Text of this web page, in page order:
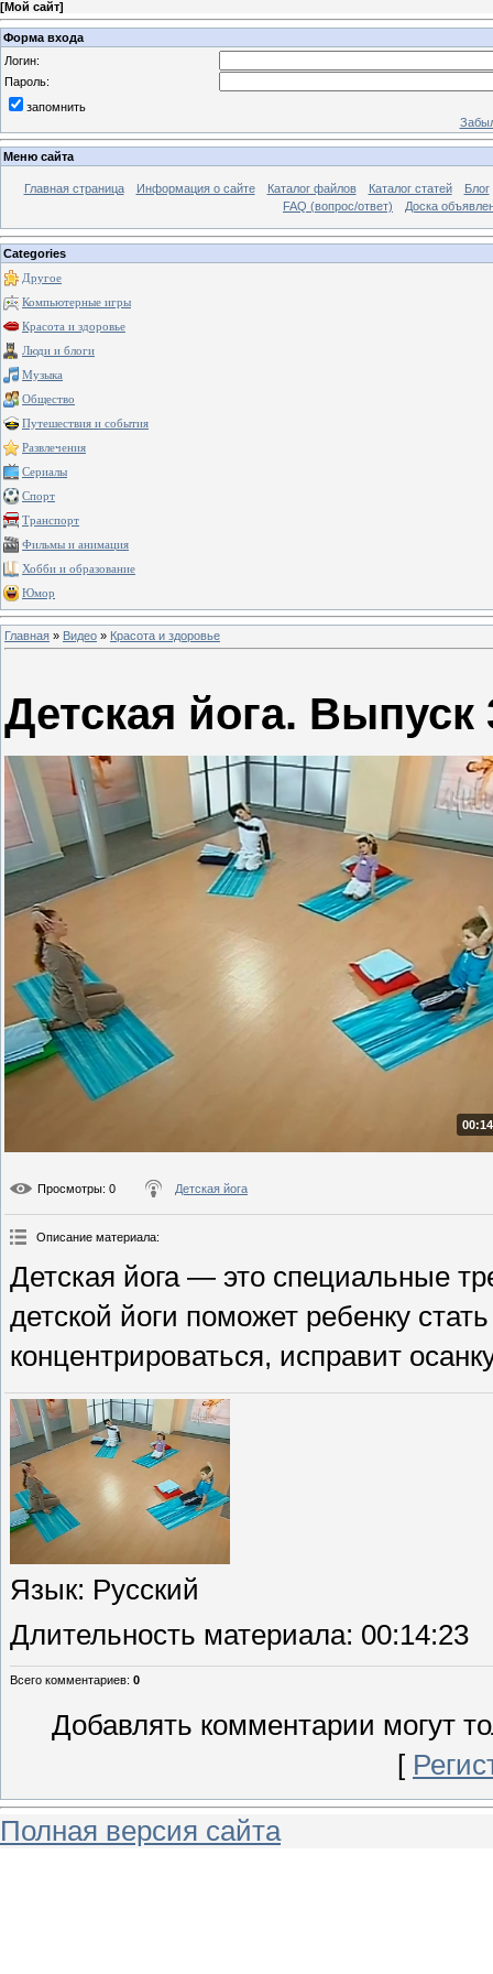
[Мой сайт]
Форма входа
Логин:
Пароль:
запомнить
Меню сайта
Главная страница Информация о сайте Каталог файлов Каталог статей
Блог
FAQ (вопрос/ответ)
Доска
Categories
Другое
Компьютерные игры
Красота и здоровье
Люди и блоги
Музыка
Общество
Путешествия и события
Развлечения
Сериалы
Спорт
Транспорт
Фильмы и анимация
Хобби и образование
Юмор
Главная » Видео » Красота и здоровье
Детская йога. Выпуск
Просмотры: 0 Детская йога
Описание материала:
Детская йога — это специальные
детской йоги поможет ребенку
концентрироваться, исправит
Язык: Русский
Длительность материала: 00:14:23
Всего комментариев: 0
Добавлять комментарии могут
[
Полная версия сайта